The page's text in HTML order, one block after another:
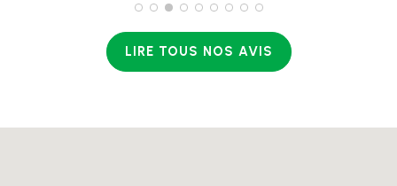
LIRE TOUS NOS AVIS